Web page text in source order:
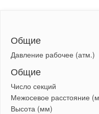
Общие
Давление рабочее (атм.)
Общие
Число секций
Межосевое расстояние
Высота (мм)